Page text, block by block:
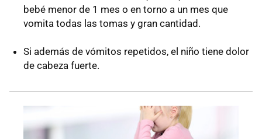
bebé menor de 1 mes o en torno a un mes que
vomita todas las tomas y gran cantidad.
Si además de vómitos repetidos, el niño tiene dolor
de cabeza fuerte.